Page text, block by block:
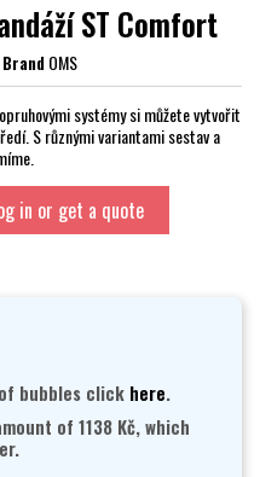
ST Comfort
BrandOMS
systémy si můžete vytvořit
S různými variantami sestav a
in or get a quote
bubbles click here.
of 1138 Kč, which